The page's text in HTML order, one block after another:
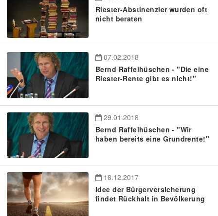
Riester-Abstinenzler wurden oft
nicht beraten
07.02.2018
Bernd Raffelhüschen - "Die eine
Riester-Rente gibt es nicht!"
29.01.2018
Bernd Raffelhüschen - "Wir
haben bereits eine Grundrente!"
18.12.2017
Idee der Bürgerversicherung
findet Rückhalt in Bevölkerung